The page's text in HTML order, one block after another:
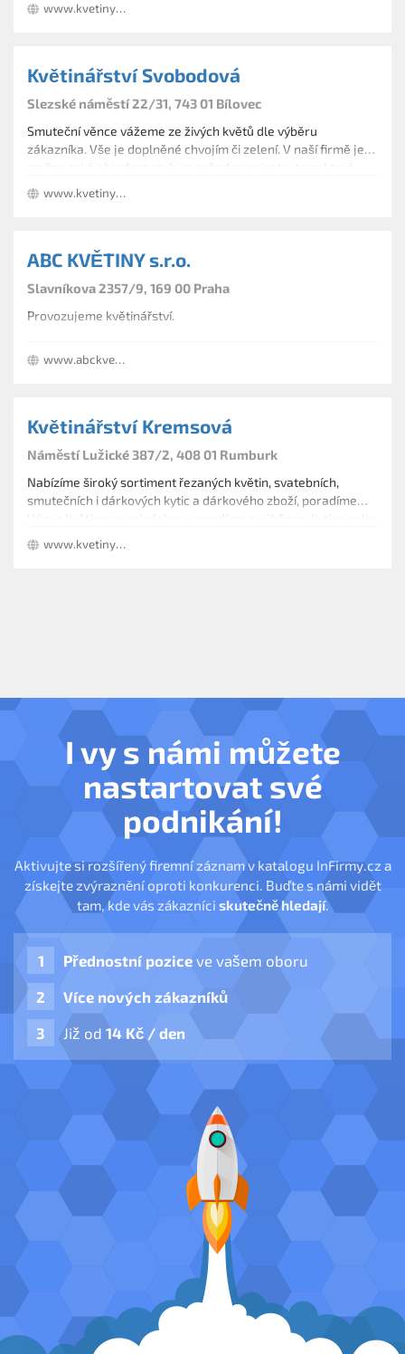
www.kvetiny-jasmin.cz
Květinářství Svobodová
Slezské náměstí 22/31, 743 01 Bílovec
Smuteční věnce vážeme ze živých květů dle výběru
zákazníka. Vše je doplněné chvojím či zelení. V naší firmě je
jsou součástí takřka všech smutečních kytic. Dodáme vám i
kompletní květinovou výzdobu kostelů a obřadních síní.
www.kvetinybilovec.cz
ABC KVĚTINY s.r.o.
Slavníkova 2357/9, 169 00 Praha
Provozujeme květinářství.
www.abckvetiny.cz
Květinářství Kremsová
Náměstí Lužické 387/2, 408 01 Rumburk
Nabízíme široký sortiment řezaných květin, svatebních,
smutečních i dárkových kytic a dárkového zboží, poradíme
dárku. Bohaté zkušenosti máme se svatebními kyticemi.
www.kvetiny-kremsova.cz
I vy s námi můžete
nastartovat své
podnikání!
Aktivujte si rozšířený firemní záznam v katalogu InFirmy.cz a
získejte zvýraznění oproti konkurenci. Buďte s námi vidět
tam, kde vás zákazníci skutečně hledají.
Přednostní pozice ve vašem oboru
Více nových zákazníků
Již od 14 Kč / den